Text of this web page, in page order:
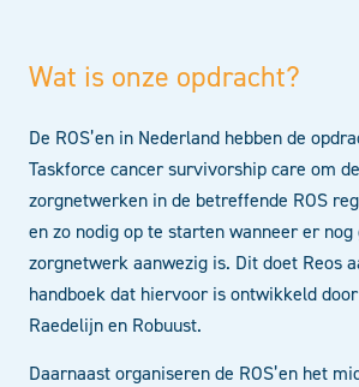
Wat is onze opdracht?
De ROS’en in Nederland hebben de
Taskforce cancer survivorship care om
zorgnetwerken in de betreffende ROS
en zo nodig op te starten wanneer er nog
zorgnetwerk aanwezig is. Dit doet Reos
handboek dat hiervoor is ontwikkeld door
Raedelijn en Robuust.
Daarnaast organiseren de ROS’en het